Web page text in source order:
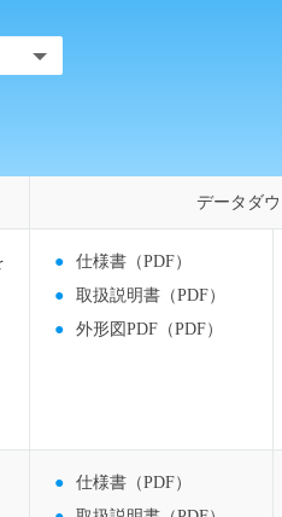
その他変換器
よくある検索ワード一覧
データダ
仕様書（PDF）
取扱説明書（PDF）
外形図PDF（PDF）
仕様書（PDF）
データダ